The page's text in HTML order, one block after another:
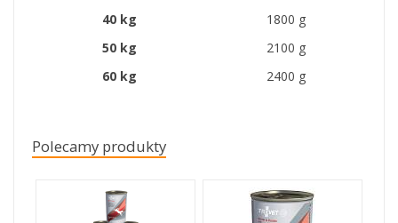
40 kg
1800 g
50 kg
2100 g
60 kg
2400 g
Polecamy produkty